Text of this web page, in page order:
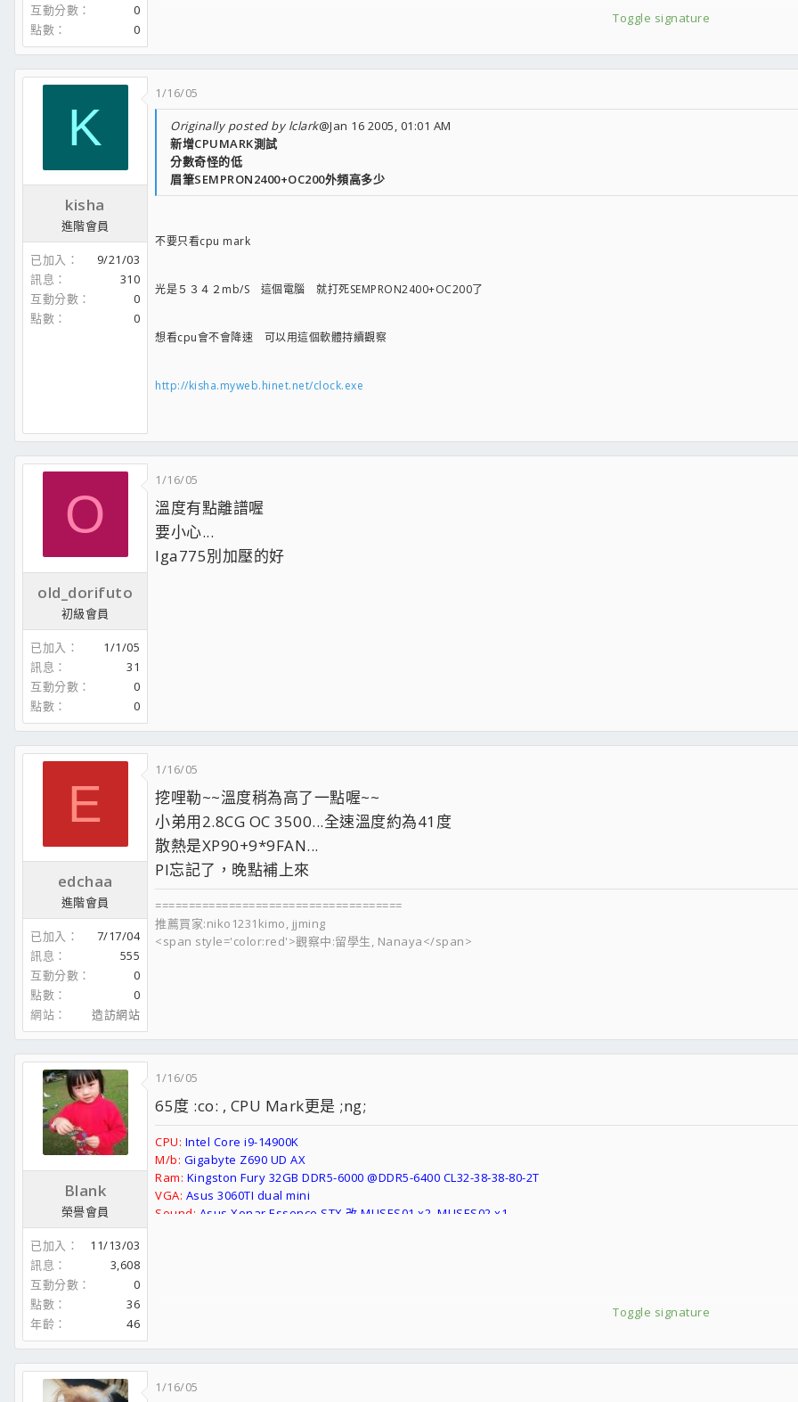
互動分數
0
點數
0
Toggle signature
RAM:創見 DDR400 512*4 UCCC顆粒
HDD:Seagate SATA 120G*1
Seagate SATA 200G*1
WD PATA 160G*1
DVD-ROM:Pioneer 122A
燒錄機:Pioneer A07XL
Lite-on 52246
轉速控制:CoolerMaster AG2
K
kisha
進階會員
已加入
9/21/03
訊息
310
互動分數
0
點數
0
1/16/05
Originally posted by lclark@Jan 16 2005, 01:01 AM
新增CPUMARK測試
分數奇怪的低
眉筆SEMPRON2400+OC200外頻高多少
不要只看cpu mark
光是５３４２mb/S 這個電腦 就打死SEMPRON2400+OC200了
想看cpu會不會降速 可以用這個軟體持續觀察
http://kisha.myweb.hinet.net/clock.exe
O
old_dorifuto
初級會員
已加入
1/1/05
訊息
31
互動分數
0
點數
0
1/16/05
溫度有點離譜喔
要小心...
lga775別加壓的好
E
edchaa
進階會員
已加入
7/17/04
訊息
555
互動分數
0
點數
0
網站
造訪網站
1/16/05
挖哩勒~~溫度稍為高了一點喔~~
小弟用2.8CG OC 3500...全速溫度約為41度
散熱是XP90+9*9FAN...
PI忘記了，晚點補上來
=====================================
推薦買家:niko1231kimo, jjming
<span style='color:red'>觀察中:留學生, Nanaya</span>
Blank
榮譽會員
已加入
11/13/03
訊息
3,608
互動分數
0
點數
36
年齡
46
1/16/05
65度 :co: , CPU Mark更是 ;ng;
Toggle signature
CPU: Intel Core i9-14900K
M/b: Gigabyte Z690 UD AX
Ram: Kingston Fury 32GB DDR5-6000 @DDR5-6400 CL32-38-38-80-2T
VGA: Asus 3060TI dual mini
Sound: Asus Xonar Essence STX 改 MUSES01 x2, MUSES02 x1
E8400+9800GTX全空冷3DMark06破20K
1/16/05